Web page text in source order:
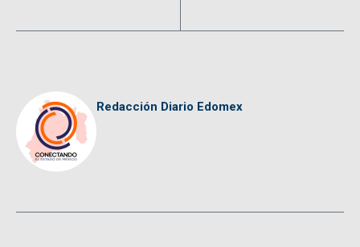
Redacción Diario Edomex